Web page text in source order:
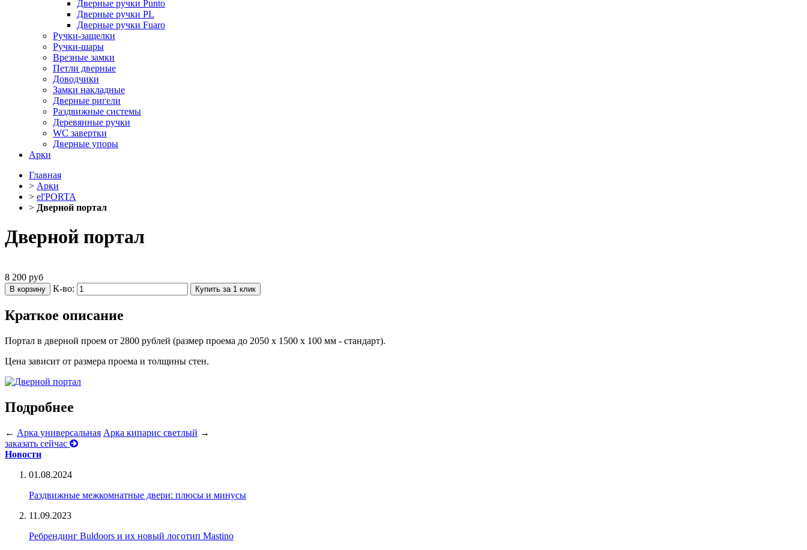
Дверные ручки Punto
Дверные ручки PL
Дверные ручки Fuaro
Ручки-защелки
Ручки-шары
Врезные замки
Петли дверные
Доводчики
Замки накладные
Дверные ригели
Раздвижные системы
Деревянные ручки
WC завертки
Дверные упоры
Арки
Главная
> Арки
> el'PORTA
> Дверной портал
Дверной портал
8 200 руб
В корзину К-во: Купить за 1 клик
Краткое описание
Портал в дверной проем от 2800 рублей (размер проема до 2050 х 1500 х 100 мм - стандарт).
Цена зависит от размера проема и толщины стен.
Подробнее
← Арка универсальная Арка кипарис светлый →
заказать сейчас
Новости
01.08.2024
Раздвижные межкомнатные двери: плюсы и минусы
11.09.2023
Ребрендинг Buldoors и их новый логотип Mastino